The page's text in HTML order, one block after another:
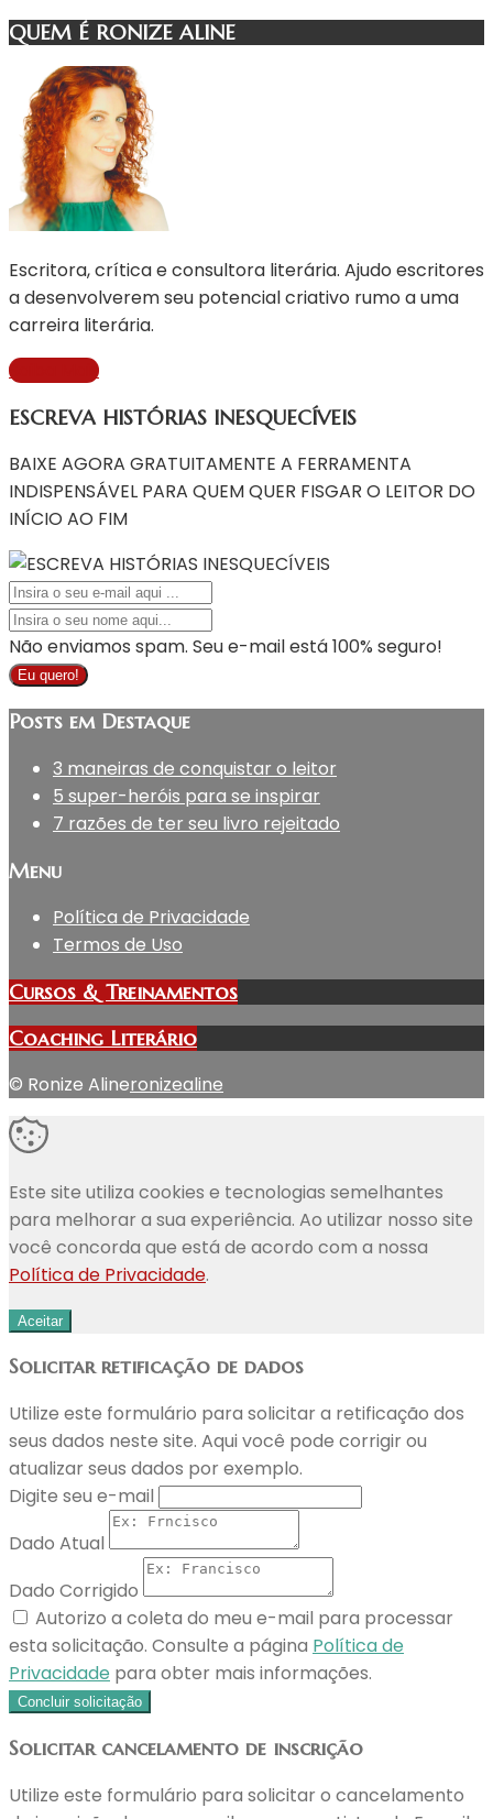
QUEM É RONIZE ALINE
Escritora, crítica e consultora literária. Ajudo escritores
a desenvolverem seu potencial criativo rumo a uma
carreira literária.
Saiba Mais
ESCREVA HISTÓRIAS INESQUECÍVEIS
BAIXE AGORA GRATUITAMENTE A FERRAMENTA
INDISPENSÁVEL PARA QUEM QUER FISGAR O LEITOR DO
INÍCIO AO FIM
Não enviamos spam. Seu e-mail está 100% seguro!
Eu quero!
Posts em Destaque
3 maneiras de conquistar o leitor
5 super-heróis para se inspirar
7 razões de ter seu livro rejeitado
Menu
Política de Privacidade
Termos de Uso
Cursos & Treinamentos
Coaching Literário
© Ronize Alineronizealine
Este site utiliza cookies e tecnologias semelhantes
para melhorar a sua experiência. Ao utilizar nosso site
você concorda que está de acordo com a nossa
Política de Privacidade.
Aceitar
Solicitar retificação de dados
Utilize este formulário para solicitar a retificação dos
seus dados neste site. Aqui você pode corrigir ou
atualizar seus dados por exemplo.
Digite seu e-mail
Dado Atual
Dado Corrigido
Autorizo a coleta do meu e-mail para processar
esta solicitação. Consulte a página Política de
Privacidade para obter mais informações.
Concluir solicitação
Solicitar cancelamento de inscrição
Utilize este formulário para solicitar o cancelamento